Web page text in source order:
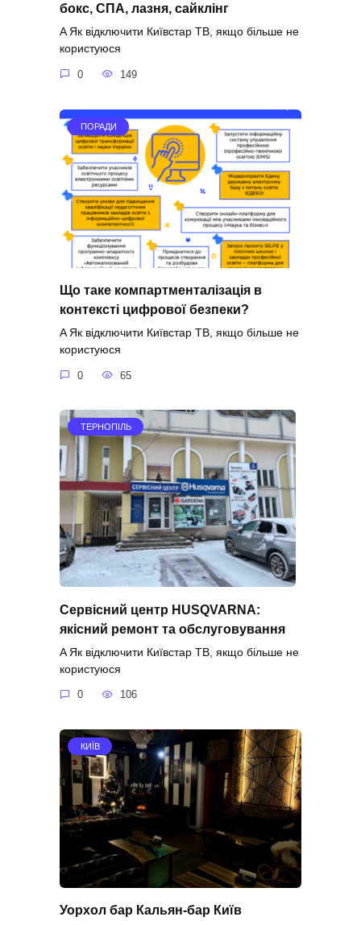
бокс, СПА, лазня, сайклінг
A Як відключити Київстар ТВ, якщо більше не
користуюся
0 149
ПОРАДИ
Що таке компартменталізація в
контексті цифрової безпеки?
A Як відключити Київстар ТВ, якщо більше не
користуюся
0 65
ТЕРНОПІЛЬ
Сервісний центр HUSQVARNA:
якісний ремонт та обслуговування
A Як відключити Київстар ТВ, якщо більше не
користуюся
0 106
КИЇВ
Уорхол бар Кальян-бар Київ